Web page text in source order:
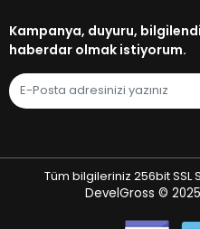
Kampanya, duyuru,
haberdar olmak istiyorum.
Tüm bilgileriniz 256bit SSL
DevelGross © 2025